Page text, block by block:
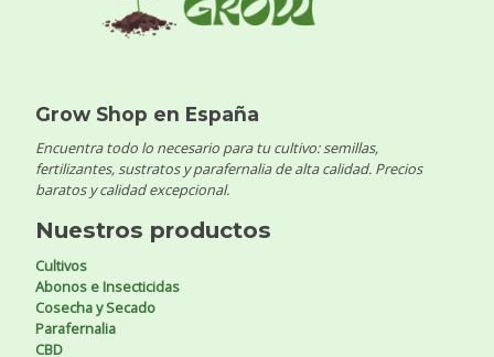
Grow Shop en España
Encuentra todo lo necesario para tu cultivo: semillas,
fertilizantes, sustratos y parafernalia de alta calidad. Precios
baratos y calidad excepcional.
Nuestros productos
Cultivos
Abonos e Insecticidas
Cosecha y Secado
Parafernalia
CBD